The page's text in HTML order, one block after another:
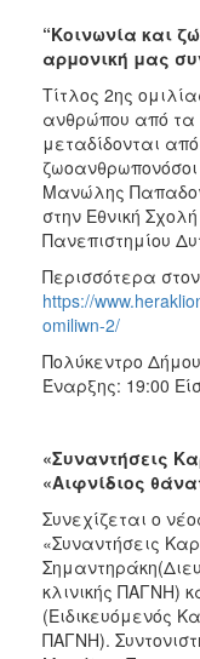
“Κοινωνία και
αρμονική μας
Τίτλος 2ης
ανθρώπου από τα
μεταδίδονται
Μανώλης
στην Εθνική
Πανεπιστημίου
Περισσότερα
https://
omiliwn-2/
Πολύκεντρο
Έναρξης: 19:00
«Συναντήσεις
«Αιφνίδιος
Συνεχίζεται ο
«Συναντήσεις
κλινικής ΠΑΓΝΗ)
(Ειδικευόμενός
ΠΑΓΝΗ).